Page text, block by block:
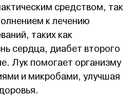
средством, так
к лечению
таких как
сердца, диабет второго
Лук помогает организму
и микробами, улучшая